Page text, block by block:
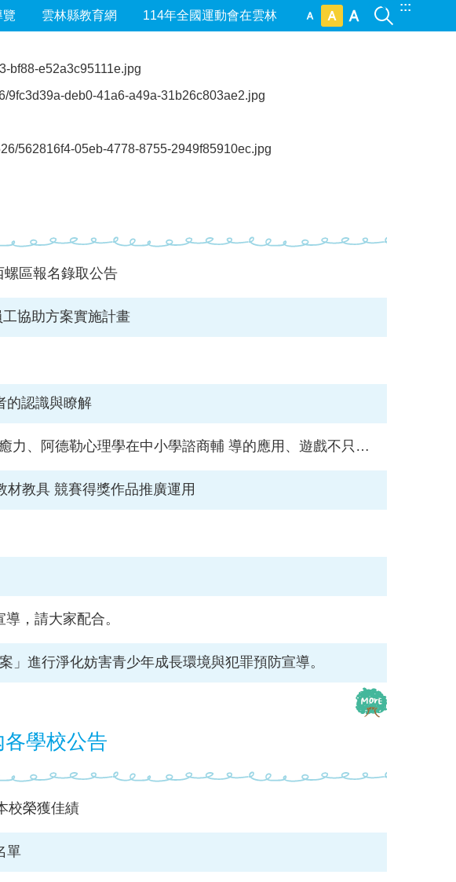
:::
覽 雲林縣教育網 114年全國運動會在雲林
區報名錄取公告
協助方案實施計畫
的認識與瞭解
心理學在中小學諮商輔 導的應用、遊戲不只是遊戲相關活動，請參閱。
教具 競賽得獎作品推廣運用
，請大家配合。
」進行淨化妨害青少年成長環境與犯罪預防宣導。
各學校公告
校榮獲佳績
單